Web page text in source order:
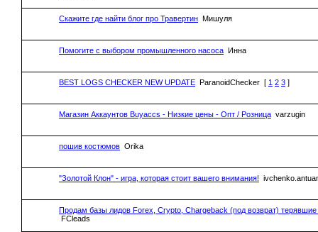
Скажите где найти блог про Травертин Мишуля
Помогите с выбором промышленного насоса Инна
BEST LOGS CHECKER NEW UPDATE ParanoidChecker [ 1 2 3 ]
Магазин Аккаунтов Buyaccs - Низкие цены - Опт / Розница varzugin
пошив костюмов Orika
"Золотой Клон" - игра, которая стоит вашего внимания!
Продам базы лидов Forex, Crypto, Chargeback (под возврат) терявшие
FCleads